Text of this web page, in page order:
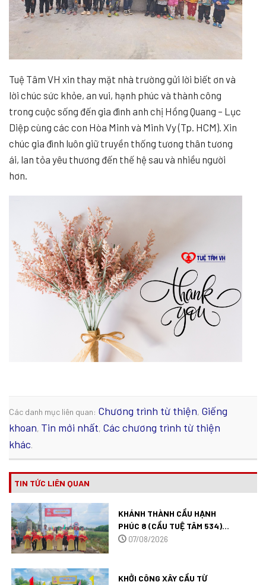
Tuệ Tâm VH xin thay mặt nhà trường gửi lời biết ơn và
lời chúc sức khỏe, an vui, hạnh phúc và thành công
trong cuộc sống đến gia đình anh chị Hồng Quang – Lục
Diệp cùng các con Hòa Minh và Minh Vy (Tp. HCM). Xin
chúc gia đình luôn giữ truyền thống tương thân tương
ái, lan tỏa yêu thương đến thế hệ sau và nhiều người
hơn.
Các danh mục liên quan: Chương trình từ thiện, Giếng
khoan, Tin mới nhất, Các chương trình từ thiện
khác.
TIN TỨC LIÊN QUAN
KHÁNH THÀNH CẦU HẠNH
PHÚC 8 (CẦU TUỆ TÂM 534)
TẠI TỈNH ĐỒNG THÁP.
07/08/2026
KHỞI CÔNG XÂY CẦU TỪ